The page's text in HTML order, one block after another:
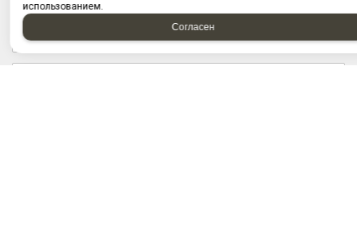
использованием.
Согласен